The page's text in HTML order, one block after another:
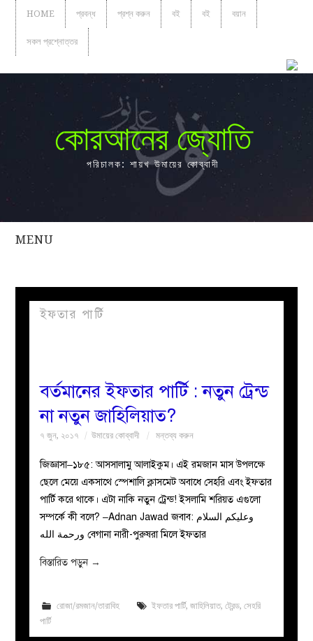
HOME প্রবন্ধ প্রশ্ন করুন বই বই বয়ান
সকল প্রশ্নোত্তর
কোরআনের জ্যোতি
পরিচালক: শায়খ উমায়ের কোব্বাদী
MENU
সকল
প্রবন্ধ
নারীদের
পাতা
মজলিস
প্রশ্ন
করুন
ইফতার পার্টি
বর্তমানের ইফতার পার্টি : নতুন ট্রেন্ড
না নতুন জাহিলিয়াত?
৭ জুন, ২০১৭ উমায়ের কোব্বাদী মন্তব্য করুন
জিজ্ঞাসা–১৮৫: আসসালামু আলাইকুম। এই রমজান মাস উপলক্ষে
ছেলে মেয়ে একসাথে স্পেশালি ক্লাসমেট অবাধে সেহরি এবং ইফতার
পার্টি করে থাকে। এটা নাকি নতুন ট্রেন্ড! ইসলামি শরিয়ত এগুলো
সম্পর্কে কী বলে? –Adnan Jawad জবাব: وعليكم السلام
ورحمة الله বেগানা নারী-পুরুষরা মিলে ইফতার
বিস্তারিত পড়ুন →
রোজা/রমজান/তারাবিহ ইফতার পার্টি, জাহিলিয়াত, ট্রেন্ড, সেহরি
পার্টি